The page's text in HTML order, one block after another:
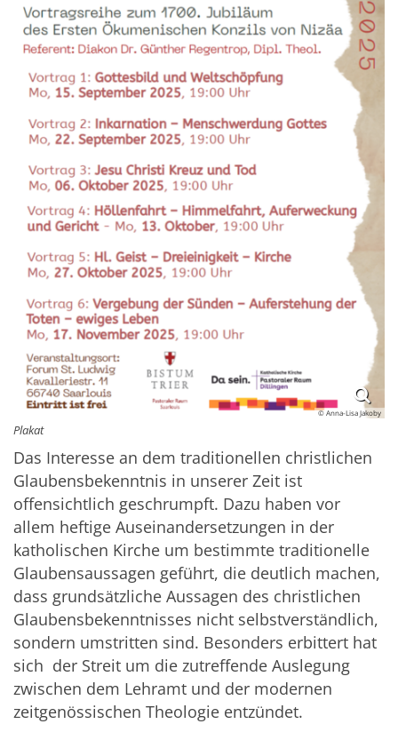
© Anna-Lisa Jakoby
Plakat
Das Interesse an dem traditionellen christlichen
Glaubensbekenntnis in unserer Zeit ist
offensichtlich geschrumpft. Dazu haben vor
allem heftige Auseinandersetzungen in der
katholischen Kirche um bestimmte traditionelle
Glaubensaussagen geführt, die deutlich machen,
dass grundsätzliche Aussagen des christlichen
Glaubensbekenntnisses nicht selbstverständlich,
sondern umstritten sind. Besonders erbittert hat
sich der Streit um die zutreffende Auslegung
zwischen dem Lehramt und der modernen
zeitgenössischen Theologie entzündet.